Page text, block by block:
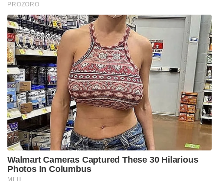
PROZORO
Walmart Cameras Captured These 30 Hilarious
Photos In Columbus
MFH